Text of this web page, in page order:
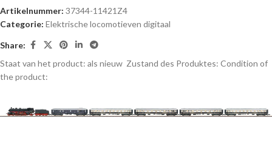
Artikelnummer: 37344-11421Z4
Categorie: Elektrische locomotieven digitaal
Share:
Staat van het product: als nieuw Zustand des Produktes: Condition of
the product: